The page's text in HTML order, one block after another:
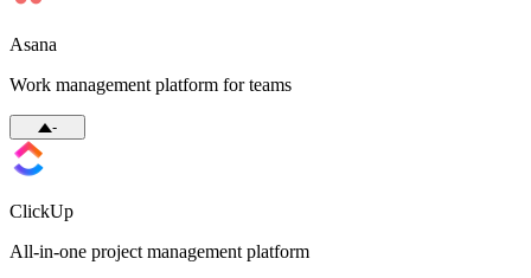
Asana
Work management platform for teams
-
ClickUp
All-in-one project management platform